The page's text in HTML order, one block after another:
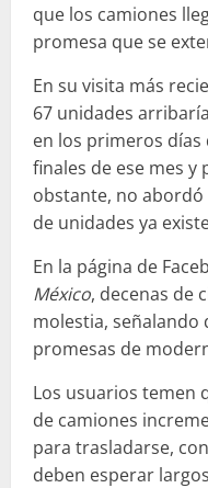
que los camiones
promesa que se
En su visita más
67 unidades
en los primeros
finales de ese mes
obstante, no
de unidades ya
En la página de
México, decenas de
molestia, señalando
promesas de
Los usuarios temen
de camiones
para trasladarse,
deben esperar